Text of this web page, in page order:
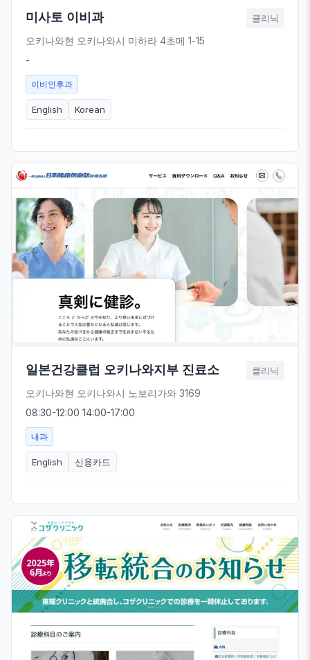
미사토 이비과 클리닉
오키나와현 오키나와시 미하라 4초메 1-15
-
이비인후과
English Korean
일본건강클럽 오키나와지부 진료소 클리닉
오키나와현 오키나와시 노보리가와 3169
08:30-12:00 14:00-17:00
내과
English 신용카드